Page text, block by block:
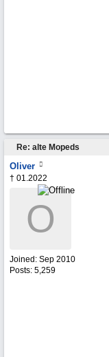
Re: alte Mopeds
Oliver
† 01.2022
O
Joined: Sep 2010
Posts: 5,259